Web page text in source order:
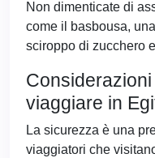
Non dimenticate di
come il basbousa,
sciroppo di zucchero
viaggiare in
La sicurezza è una
viaggiatori che